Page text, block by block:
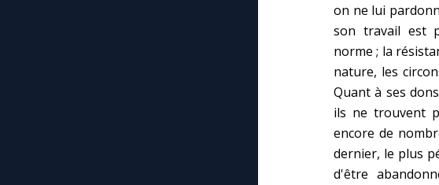
on ne lui
son travail est
norme ; la
nature, les
Quant à ses
ils ne trouvent
encore de
dernier, le plus
d'être